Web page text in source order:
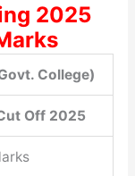
2025
College)
Off 2025